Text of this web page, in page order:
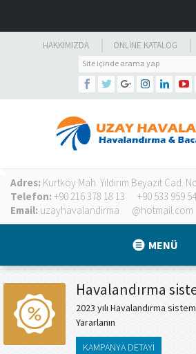
HAKKIMIZDA ONLINE KATALOG
Adres: Kurtköy Mah. Yıldırım Beyazıt Cad.
Telefon: +90 216 378 18 13
+90 533 959
Email: uzayhavalandirma @hotmail.com
MENÜ
Havalandırma
2023 yılı Havalandırma
Yararlanın
KAMPANYA DETAYI